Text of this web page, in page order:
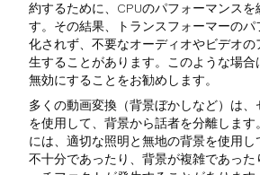
約するために、CPUのパフォーマンスを
す。その結果、トランスフォーマーのパ
化されず、不要なオーディオやビデオの
生することがあります。このような場合
無効にすることをお勧めします。
多くの動画変換（背景ぼかしなど）は、
を使用して、背景から話者を分離します
には、適切な照明と無地の背景を使用
不十分であったり、背景が複雑であった